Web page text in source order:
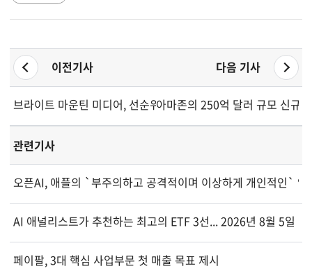
이전기사 다음 기사
브라이트 마운틴 미디어, 선순위 담보 신용 계약 수정
아마존의 250억 달러 규모 신규
관련기사
오픈AI, 애플의 `부주의하고 공격적이며 이상하게 개인적인` 영
AI 애널리스트가 추천하는 최고의 ETF 3선... 2026년 8월 5일 기
페이팔, 3대 핵심 사업부문 첫 매출 목표 제시